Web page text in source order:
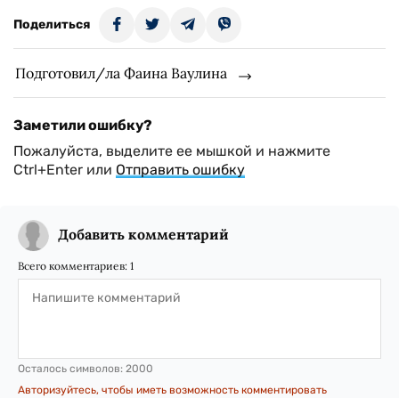
Поделиться
Подготовил/ла Фаина Ваулина
Заметили ошибку?
Пожалуйста, выделите ее мышкой и нажмите
Ctrl+Enter или Отправить ошибку
Добавить комментарий
Всего комментариев: 1
Осталось символов: 2000
Авторизуйтесь, чтобы иметь возможность комментировать